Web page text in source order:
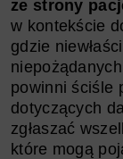
ze strony
w kontekście
gdzie
powinni ściśle
dotyczących
zgłaszać
które mogą